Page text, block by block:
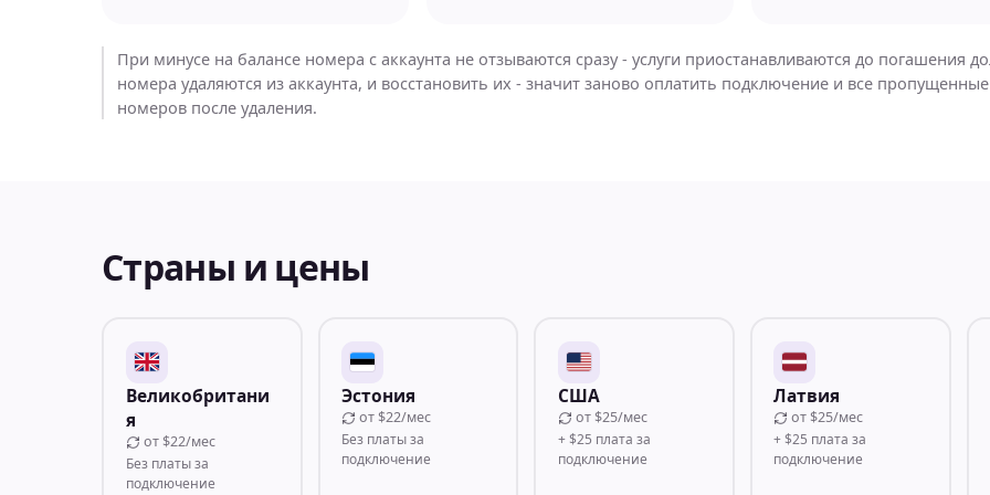
При минусе на балансе номера с аккаунта не отзываются сразу - услуги приостанавливаются до погашения
номера удаляются из аккаунта, и восстановить их - значит заново оплатить подключение и все
номеров после удаления.
Страны и цены
Великобритани
я
от $22/мес
Без платы за
подключение
Эстония
от $22/мес
Без платы за
подключение
США
от $25/мес
+ $25 плата за
подключение
Латвия
от $25/мес
+ $25 плата за
подключение